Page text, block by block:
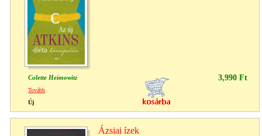
Colette Heimowitz 3,990 Ft
Tovább
Új
Ázsiai ízek